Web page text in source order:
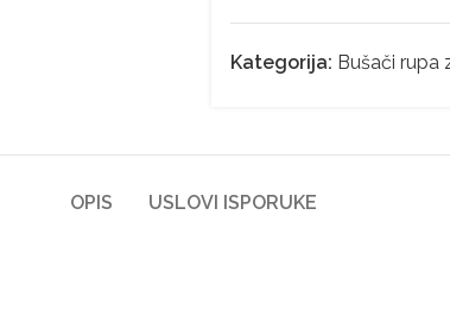
Kategorija: Bušači rupa
OPIS USLOVI ISPORUKE